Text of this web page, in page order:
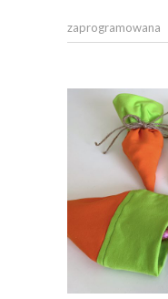
zaprogramowana